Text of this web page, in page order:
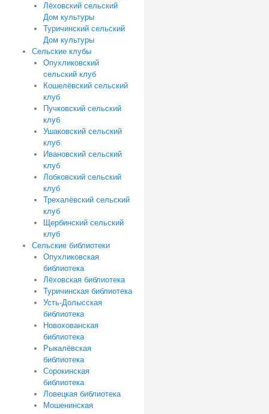
Лёховский сельский
Дом культуры
Туричинский сельский
Дом культуры
Сельские клубы
Опухликовский
сельский клуб
Кошелёвский сельский
клуб
Пучковский сельский
клуб
Ушаковский сельский
клуб
Ивановский сельский
клуб
Лобковский сельский
клуб
Трехалёвский сельский
клуб
Щербинский сельский
клуб
Сельские библиотеки
Опухликовская
библиотека
Лёховская библиотека
Туричинская библиотека
Усть-Долысская
библиотека
Новохованская
библиотека
Рыкалёвская
библиотека
Сорокинская
библиотека
Ловецкая библиотека
Мошенинская